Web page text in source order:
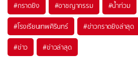
#กราดยิง #อาชญากรรม #น้ำท่วม
#โรงเรียนเทพศิรินทร์ #ข่าวกราดยิงล่าสุด
#ข่าว #ข่าวล่าสุด